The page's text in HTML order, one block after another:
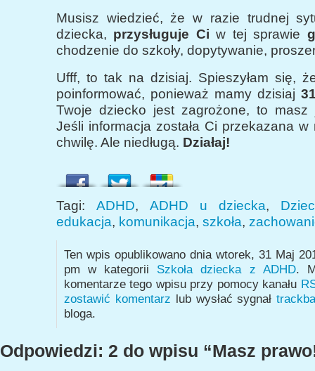
Musisz wiedzieć, że w razie trudnej
dziecka, przysługuje Ci w tej sprawie
chodzenie do szkoły, dopytywanie,
Ufff, to tak na dzisiaj. Spieszyłam się,
poinformować, ponieważ mamy dzisiaj
Twoje dziecko jest zagrożone, to masz
Jeśli informacja została Ci przekazana
chwilę. Ale niedługą. Działaj!
Tagi: ADHD, ADHD u dziecka,
edukacja, komunikacja, szkoła,
Ten wpis opublikowano dnia wtorek, 31 Maj
pm w kategorii Szkoła dziecka z ADHD.
komentarze tego wpisu przy pomocy kanału
zostawić komentarz lub wysłać sygnał
bloga.
Odpowiedzi: 2 do wpisu “Masz